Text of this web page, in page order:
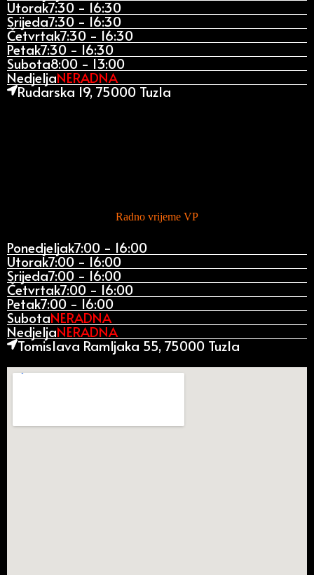
Utorak7:30 - 16:30
Srijeda7:30 - 16:30
Četvrtak7:30 - 16:30
Petak7:30 - 16:30
Subota8:00 - 13:00
NedjeljaNERADNA
Rudarska 19, 75000 Tuzla
Radno vrijeme VP
Ponedjeljak7:00 - 16:00
Utorak7:00 - 16:00
Srijeda7:00 - 16:00
Četvrtak7:00 - 16:00
Petak7:00 - 16:00
SubotaNERADNA
NedjeljaNERADNA
Tomislava Ramljaka 55, 75000 Tuzla